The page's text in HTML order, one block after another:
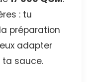
: tu
préparation
adapter
sauce.